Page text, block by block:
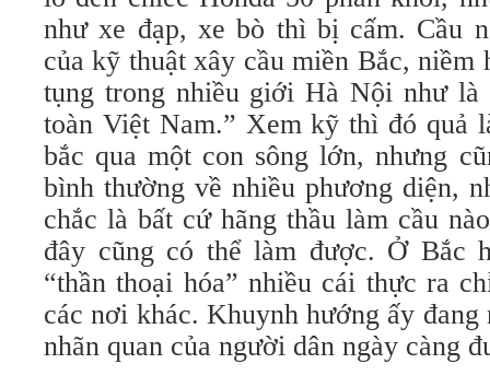
như xe đạp, xe bò thì bị cấm. Cầu
của kỹ thuật xây cầu miền Bắc, niềm
tụng trong nhiều giới Hà Nội như là
toàn Việt Nam.” Xem kỹ thì đó quả
bắc qua một con sông lớn, nhưng
bình thường về nhiều phương diện,
chắc là bất cứ hãng thầu làm cầu
đây cũng có thể làm được. Ở Bắc
“thần thoại hóa” nhiều cái thực ra
các nơi khác. Khuynh hướng ấy đang
nhãn quan của người dân ngày càng